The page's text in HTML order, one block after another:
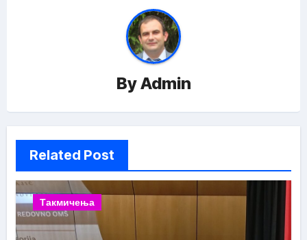
ByAdmin
Related Post
Такмичења